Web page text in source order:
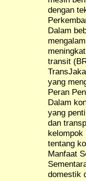
dengan
Dalam
transit
yang
Peran
Dalam
yang
dan
kelompok
tentang
Manfaat
domestik